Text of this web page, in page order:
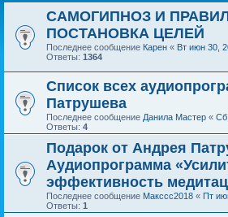
САМОГИПНОЗ И
ПОСТАНОВКА ЦЕЛЕЙ
Последнее сообщение Карен « Вт июн 30,
Ответы: 1364
Список всех
Патрушева
Последнее сообщение Данила Мастер « Сб
Ответы: 4
Подарок от Андрея
Аудиопрограмма
эффективность
Последнее сообщение Макссс2018 « Пт
Ответы: 1